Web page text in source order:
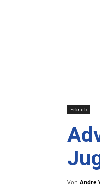
Erkrath
Von Andre